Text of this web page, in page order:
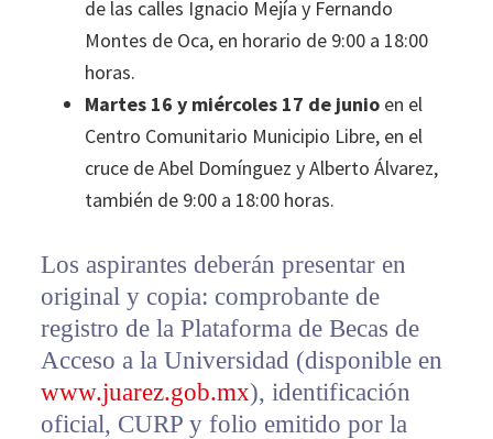
de las calles Ignacio Mejía y Fernando
Montes de Oca, en horario de 9:00 a 18:00
horas.
Martes 16 y miércoles 17 de junioen el
Centro Comunitario Municipio Libre, en el
cruce de Abel Domínguez y Alberto Álvarez,
también de 9:00 a 18:00 horas.
Los aspirantes deberán presentar en
original y copia: comprobante de
registro de la Plataforma de Becas de
Acceso a la Universidad (disponible en
www.juarez.gob.mx), identificación
oficial, CURP y folio emitido por la